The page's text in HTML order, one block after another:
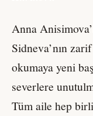
Anna
Sidneva’nın
okumaya yeni
severlere
Tüm aile hep